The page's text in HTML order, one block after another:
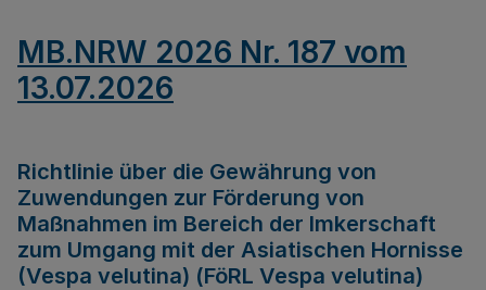
MB.NRW 2026 Nr. 187 vom
13.07.2026
Richtlinie über die Gewährung von
Zuwendungen zur Förderung von
Maßnahmen im Bereich der Imkerschaft
zum Umgang mit der Asiatischen Hornisse
(Vespa velutina) (FöRL Vespa velutina)